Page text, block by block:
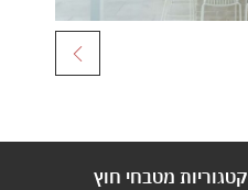
קטגוריות מטבחי חוץ